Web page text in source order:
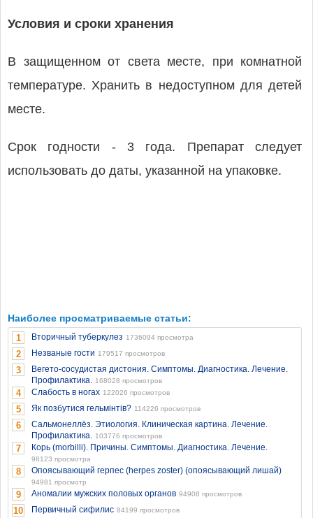
Условия и сроки хранения
В защищенном от света месте, при комнатной
температуре. Хранить в недоступном для детей
месте.
Срок годности - 3 года. Препарат следует
использовать до даты, указанной на упаковке.
Наиболее просматриваемые статьи:
1 Вторичный туберкулез 1736094 просмотра
2 Незваные гости 179517 просмотров
3
Вегето-сосудистая дистония. Симптомы. Диагностика. Лечение.
Профилактика. 168028 просмотров
4 Слабость в ногах 122026 просмотров
5 Як позбутися гельмінтів? 114226 просмотров
6
Сальмонеллёз. Этиология. Клиническая картина. Лечение.
Профилактика. 103776 просмотров
7 Корь (morbilli). Причины. Симптомы. Диагностика. Лечение.
98123 просмотра
8 Опоясывающий герпес (herpes zoster) (опоясывающий лишай)
94981 просмотр
9 Аномалии мужских половых органов 94908 просмотров
10 Первичный сифилис 84199 просмотров